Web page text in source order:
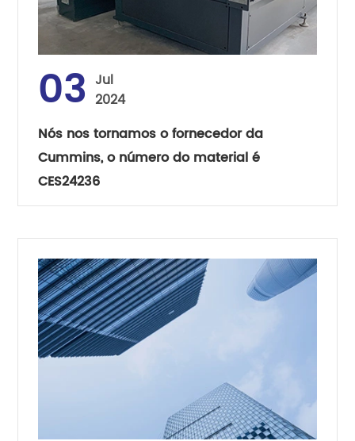
03 Jul
2024
Nós nos tornamos o fornecedor da
Cummins, o número do material é
CES24236